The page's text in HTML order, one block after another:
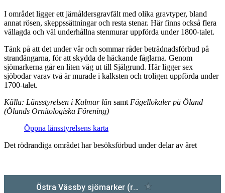
I området ligger ett järnåldersgravfält med olika gravtyper, bland
annat rösen, skeppssättningar och resta stenar. Här finns också flera
vällagda och väl underhållna stenmurar uppförda under 1800-talet.
Tänk på att det under vår och sommar råder beträdnadsförbud på
strandängarna, för att skydda de häckande fåglarna. Genom
sjömarkerna går en liten väg ut till Själgrund. Här ligger sex
sjöbodar varav två är murade i kalksten och troligen uppförda under
1700-talet.
Källa: Länsstyrelsen i Kalmar län samtFågellokaler på Öland
(Ölands Ornitologiska Förening)
Öppna länsstyrelsens karta
Det rödrandiga området har besöksförbud under delar av året